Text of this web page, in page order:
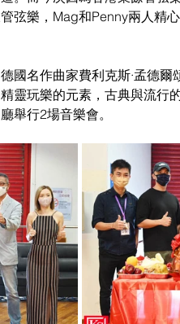
弦樂，Mag和Penny兩人精
國名作曲家費利克斯·孟德
靈玩樂的元素，古典與流行
舉行2場音樂會。